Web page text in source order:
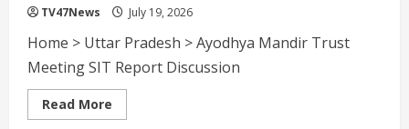
TV47News July 19, 2026
Home > Uttar Pradesh > Ayodhya Mandir Trust
Meeting SIT Report Discussion
Read More
more